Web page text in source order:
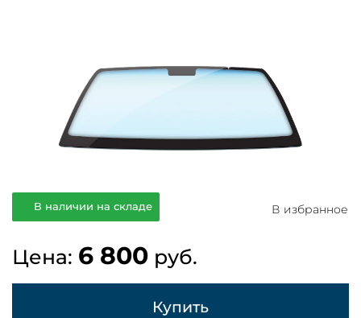
В наличии на складе В избранное
Цена: 6 800 руб.
Купить